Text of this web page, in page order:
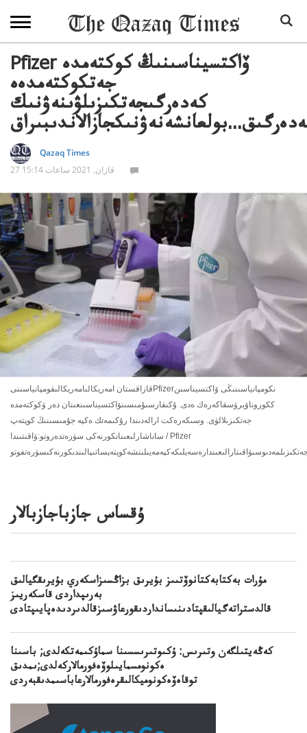
Pfizer ۆاكتسيناسىنىڭ كوكتەمدە
جەتكوكتەمدەە
كەدەرگىجەتكىزىلۋىنەۋنىك
Qazaq Times
27 قازان, 2021 ساعات 15:14
قازاقستان امەريكالىامەريكالىقومپانياسىنىPfizerنكومپانياسىنىڭى ۆاكتسيناسىن
ككوروناۆيرۋسقاكەرەك ەدى. ۇكىقارسىۇمىسىنۆاكتسيناسىنعىنان دەر ۋكوكتەمدە
جەتكىزىلالۋى. وسىكەرەكت ارالەدىندا رۇكىمەتك ەكپە جۇمىسىنىڭ كوپتەپ
ساناشارلىعىنانكورنەكى سۋرەتدەروتو:ۋاقىتىندا / Pfizer
ۇقساس جازباجازبالار
مۇرات بەكتابەكتانوۆتىىز بۇيرىق بزاڭسىزاسكەري بۇيرىقگيالىق
بەرىپداردى قاسكەريىز
قالدستراتەگيالىقپتادىنىسانداردىقورعاۋسىزقالدىردىدەپايىپتادى
كەڭەيتىلگەن وتىرىس: ۇكىوتىرىسسىنا سماۇكىمەتكەلدى; باسىنا
ەكونومسمايىلوۆەفورمالاركەلدى;ىمدىق
توقاەۆەكونوميكالىقرەفورمالارعاباسىمدىقبەردى